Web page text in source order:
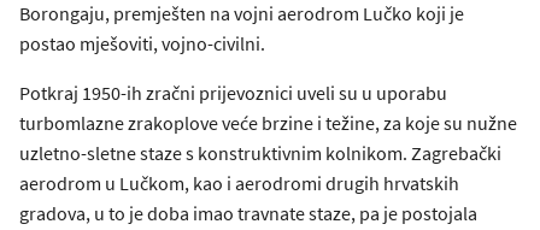
Borongaju, premješten na vojni aerodrom Lučko koji je
postao mješoviti, vojno-civilni.
Potkraj 1950-ih zračni prijevoznici uveli su u uporabu
turbomlazne zrakoplove veće brzine i težine, za koje su nužne
uzletno-sletne staze s konstruktivnim kolnikom. Zagrebački
aerodrom u Lučkom, kao i aerodromi drugih hrvatskih
gradova, u to je doba imao travnate staze, pa je postojala